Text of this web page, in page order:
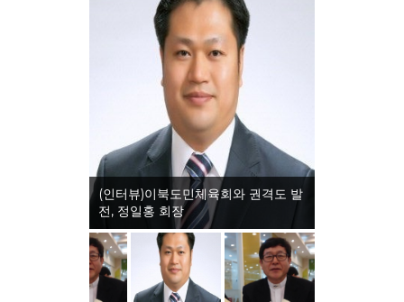
(인터뷰)이북도민체육회와 권격도 발
전, 정일홍 회장